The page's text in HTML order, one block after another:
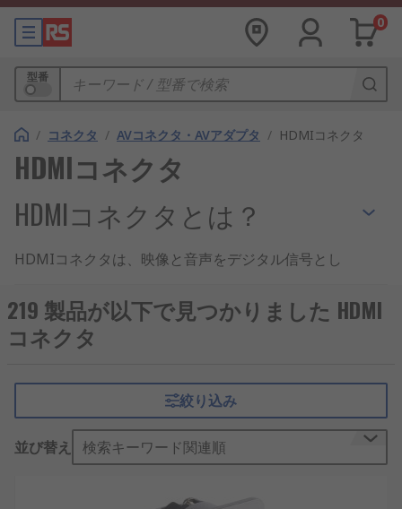
0
型番
/ コネクタ / AVコネクタ・AVアダプタ / HDMIコネクタ
HDMIコネクタ
HDMIコネクタとは？
HDMIコネクタは、映像と音声をデジタル信号とし
だけでなく、産業用ディスプレイや計測機器、制御
装置などでも広く使用されています。近年は高解像
度化が進み、安定した伝送品質を確保するために、
います。
HDMIコネクタの仕組み
ータを高速伝送し、機器同士を同期させます。信号
219 製品が以下で見つかりました HDMI
コネクタ
絞り込み
並び替え 検索キーワード関連順